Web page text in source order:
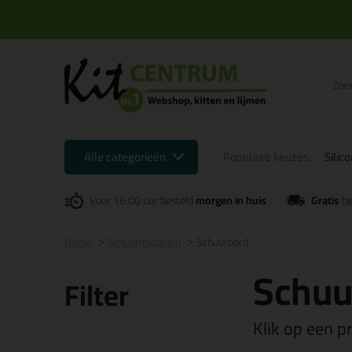
Alle categorieën
Voor 16:00 uur besteldmorgen in huis Gratis
Schuurbord
Filter
Klik op een